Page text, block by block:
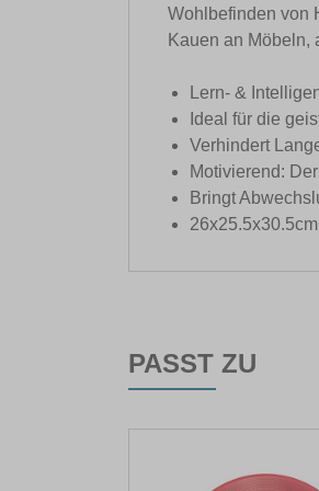
Wohlbefinden von
Kauen an Möbeln,
Lern- &
Ideal für die
Verhindert
Motivierend:
Bringt
26x25.5x30.5cm
PASST ZU